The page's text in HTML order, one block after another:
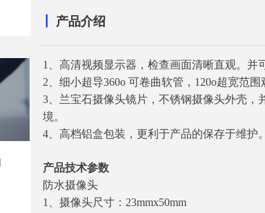
产品介绍
1、高清视频显示器，检查画面清晰直观。并
2、细小超导360o 可卷曲软管，120o超宽范
3、兰宝石摄像头镜片，不锈钢摄像头外壳
境。
4、高档铝盒包装，更利于产品的保存于维护。
产品技术参数
防水摄像头
1、摄像头尺寸：23mmx50mm